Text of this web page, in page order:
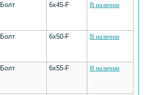
Болт 6х45-F В наличии
Болт 6х50-F В наличии
Болт 6х55-F В наличии